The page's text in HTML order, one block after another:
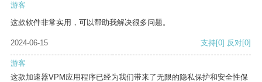
游客
这款软件非常实用，可以帮助我解决很多问题。
2024-06-15 支持[0] 反对[0]
游客
这款加速器VPM应用程序已经为我们带来了无限的隐私保护和安全性保